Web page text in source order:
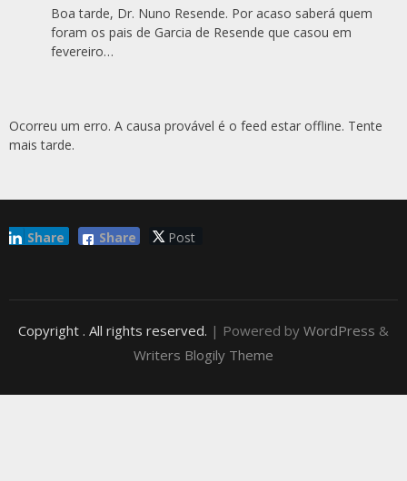
Boa tarde, Dr. Nuno Resende. Por acaso saberá quem
foram os pais de Garcia de Resende que casou em
fevereiro…
Ocorreu um erro. A causa provável é o feed estar offline. Tente
mais tarde.
Share Post
Share
Copyright . All rights reserved. | Powered by WordPress &
Writers Blogily Theme